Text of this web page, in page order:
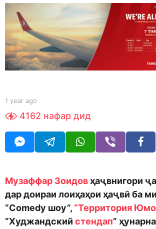
b
S
h
d
n
1 year ago
y
e
4162 нафар дид
Музаффар Зоидовҳаҷвнигори
дар доираи лоиҳаҳои ҳаҷвӣ ба
“Comedy шоу”, “Территория
“Худжандский стендап”